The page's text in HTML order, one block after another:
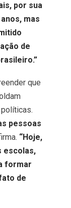
por sua
mas
de
que
pessoas
“Hoje,
escolas,
formar
de